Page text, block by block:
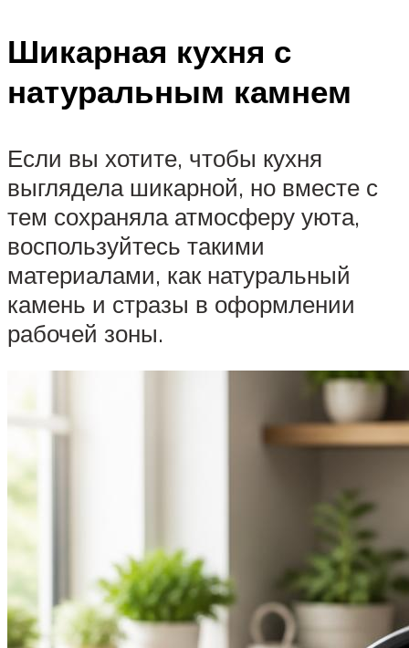
Шикарная кухня с
натуральным камнем
Если вы хотите, чтобы кухня
выглядела шикарной, но вместе с
тем сохраняла атмосферу уюта,
воспользуйтесь такими
материалами, как натуральный
камень и стразы в оформлении
рабочей зоны.